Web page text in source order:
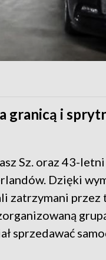
granicą i
Sz. oraz 43-letni
Dzięki
zatrzymani przez
sprzedawać